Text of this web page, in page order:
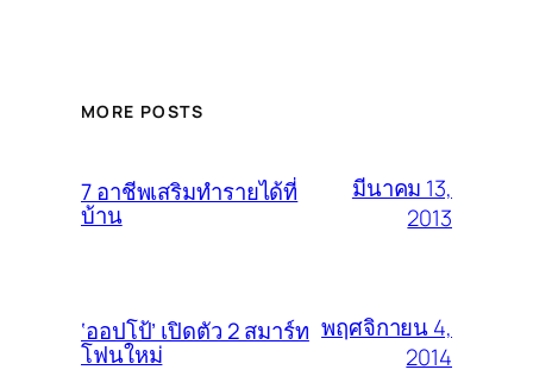
MORE POSTS
7 อาชีพเสริมทำรายได้ที่
บ้าน
มีนาคม 13,
2013
‘ออปโป้’ เปิดตัว 2 สมาร์ท
โฟนใหม่
พฤศจิกายน 4,
2014